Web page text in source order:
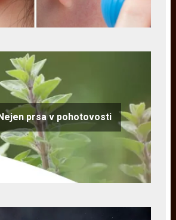
prsa v pohotovosti